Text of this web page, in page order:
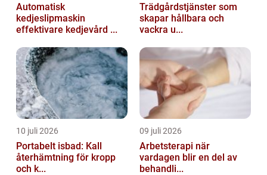
Automatisk
kedjeslipmaskin
effektivare kedjevård ...
Trädgårdstjänster som
skapar hållbara och
vackra u...
10 juli 2026
Portabelt isbad: Kall
återhämtning för kropp
och k...
09 juli 2026
Arbetsterapi när
vardagen blir en del av
behandli...